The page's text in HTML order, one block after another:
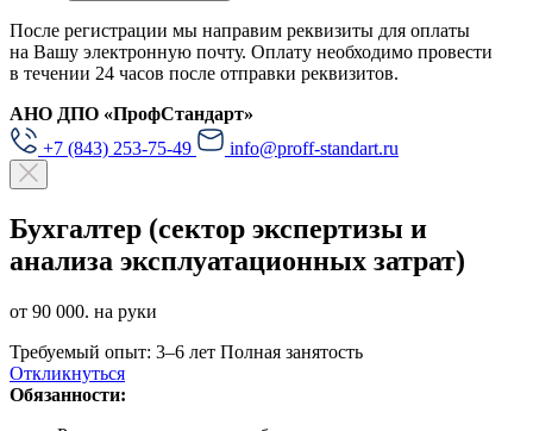
После регистрации мы направим реквизиты для оплаты
на Вашу электронную почту. Оплату необходимо провести
в течении 24 часов после отправки реквизитов.
АНО ДПО «ПрофСтандарт»
+7 (843) 253-75-49
info@proff-standart.ru
Бухгалтер (сектор экспертизы и
анализа эксплуатационных затрат)
от 90 000. на руки
Требуемый опыт: 3–6 лет Полная занятость
Откликнуться
Обязанности: